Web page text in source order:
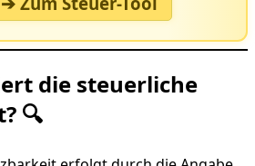
die steuerliche
🔍